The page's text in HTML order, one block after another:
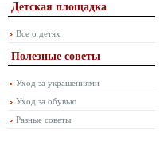
Детская площадка
Все о детях
Полезные советы
Уход за украшениями
Уход за обувью
Разные советы